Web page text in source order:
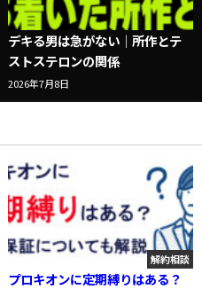
デキる男は急がない｜所作とテ
ストステロンの関係
2026年7月8日
解約相談
プロキオンに定期縛りはある？